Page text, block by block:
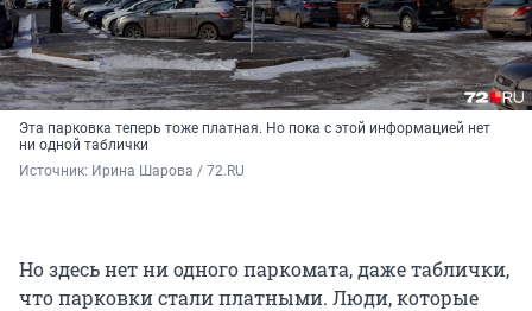
Эта парковка теперь тоже платная. Но пока с этой информацией нет
ни одной таблички
Источник: Ирина Шарова / 72.RU
Но здесь нет ни одного паркомата, даже таблички,
что парковки стали платными. Люди, которые